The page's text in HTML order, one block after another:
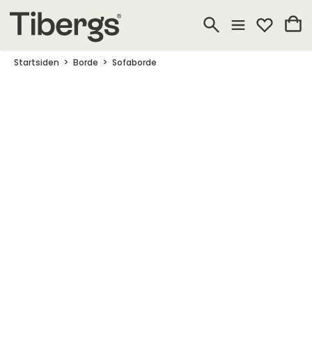
Startsiden Borde Sofaborde